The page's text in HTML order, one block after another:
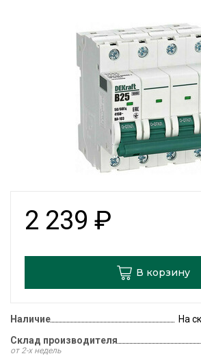
2 239 ₽
В корзину
Наличие
На
Склад производителя
от 2-х недель